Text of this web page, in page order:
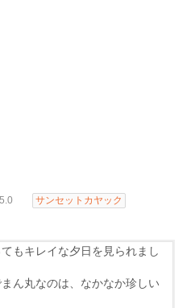
サンセットカヤック
もキレイな夕日を見られまし
ん丸なのは、なかなか珍しい